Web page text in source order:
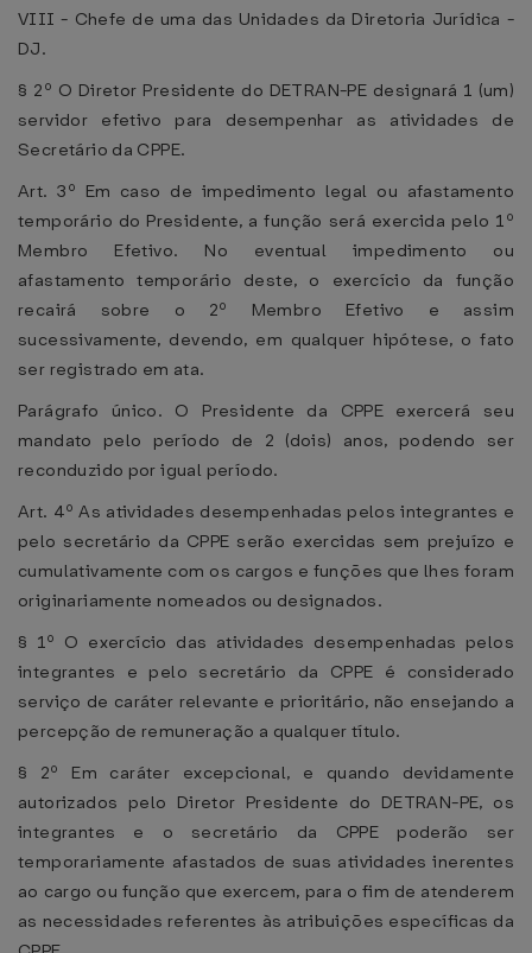
VIII - Chefe de uma das Unidades da Diretoria Jurídica -
DJ.
§ 2º O Diretor Presidente do DETRAN-PE designará 1 (um)
servidor efetivo para desempenhar as atividades de
Secretário da CPPE.
Art. 3º Em caso de impedimento legal ou afastamento
temporário do Presidente, a função será exercida pelo 1º
Membro Efetivo. No eventual impedimento ou
afastamento temporário deste, o exercício da função
recairá sobre o 2º Membro Efetivo e assim
sucessivamente, devendo, em qualquer hipótese, o fato
ser registrado em ata.
Parágrafo único. O Presidente da CPPE exercerá seu
mandato pelo período de 2 (dois) anos, podendo ser
reconduzido por igual período.
Art. 4º As atividades desempenhadas pelos integrantes e
pelo secretário da CPPE serão exercidas sem prejuízo e
cumulativamente com os cargos e funções que lhes foram
originariamente nomeados ou designados.
§ 1º O exercício das atividades desempenhadas pelos
integrantes e pelo secretário da CPPE é considerado
serviço de caráter relevante e prioritário, não ensejando a
percepção de remuneração a qualquer título.
§ 2º Em caráter excepcional, e quando devidamente
autorizados pelo Diretor Presidente do DETRAN-PE, os
integrantes e o secretário da CPPE poderão ser
temporariamente afastados de suas atividades inerentes
ao cargo ou função que exercem, para o fim de atenderem
as necessidades referentes às atribuições específicas da